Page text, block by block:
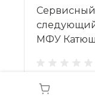
Сервисный
МФУ